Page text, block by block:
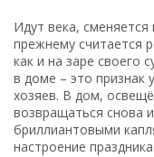
Идут века, сменяется
прежнему считается
как и на заре своего
в доме – это признак
хозяев. В дом,
возвращаться снова
бриллиантовыми
настроение праздника.